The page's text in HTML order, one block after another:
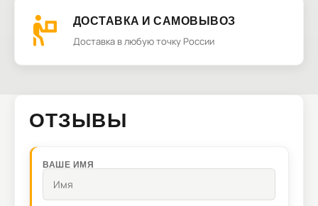
ДОСТАВКА И САМОВЫВОЗ
Доставка в любую точку России
ОТЗЫВЫ
ВАШЕ ИМЯ